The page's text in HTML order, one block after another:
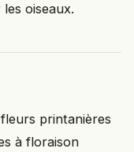
oiseaux.
printanières
à floraison